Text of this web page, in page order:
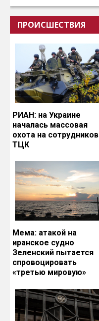
ПРОИСШЕСТВИЯ
РИАН: на Украине
началась массовая
охота на сотрудников
ТЦК
Мема: атакой на
иранское судно
Зеленский пытается
спровоцировать
«третью мировую»